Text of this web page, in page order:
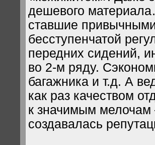
дешевого
ставшие
бесступенчатой
передних сидений,
во 2-м ряду.
багажника и т.д. А
как раз качеством
к значимым мелочам
создавалась